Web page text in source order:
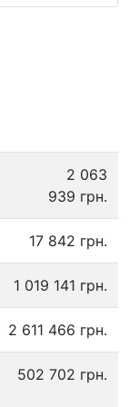
2 063
939 грн.
17 842 грн.
1 019 141 грн.
2 611 466 грн.
502 702 грн.